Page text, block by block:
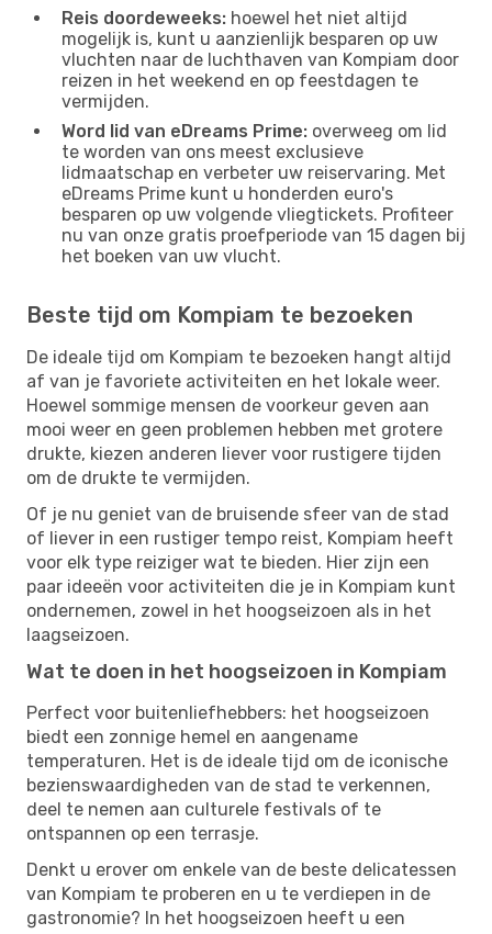
Reis doordeweeks: hoewel het niet altijd
mogelijk is, kunt u aanzienlijk besparen op uw
vluchten naar de luchthaven van Kompiam door
reizen in het weekend en op feestdagen te
vermijden.
Word lid van eDreams Prime: overweeg om lid
te worden van ons meest exclusieve
lidmaatschap en verbeter uw reiservaring. Met
eDreams Prime kunt u honderden euro's
besparen op uw volgende vliegtickets. Profiteer
nu van onze gratis proefperiode van 15 dagen bij
het boeken van uw vlucht.
Beste tijd om Kompiam te bezoeken
De ideale tijd om Kompiam te bezoeken hangt altijd
af van je favoriete activiteiten en het lokale weer.
Hoewel sommige mensen de voorkeur geven aan
mooi weer en geen problemen hebben met grotere
drukte, kiezen anderen liever voor rustigere tijden
om de drukte te vermijden.
Of je nu geniet van de bruisende sfeer van de stad
of liever in een rustiger tempo reist, Kompiam heeft
voor elk type reiziger wat te bieden. Hier zijn een
paar ideeën voor activiteiten die je in Kompiam kunt
ondernemen, zowel in het hoogseizoen als in het
laagseizoen.
Wat te doen in het hoogseizoen in Kompiam
Perfect voor buitenliefhebbers: het hoogseizoen
biedt een zonnige hemel en aangename
temperaturen. Het is de ideale tijd om de iconische
bezienswaardigheden van de stad te verkennen,
deel te nemen aan culturele festivals of te
ontspannen op een terrasje.
Denkt u erover om enkele van de beste delicatessen
van Kompiam te proberen en u te verdiepen in de
gastronomie? In het hoogseizoen heeft u een